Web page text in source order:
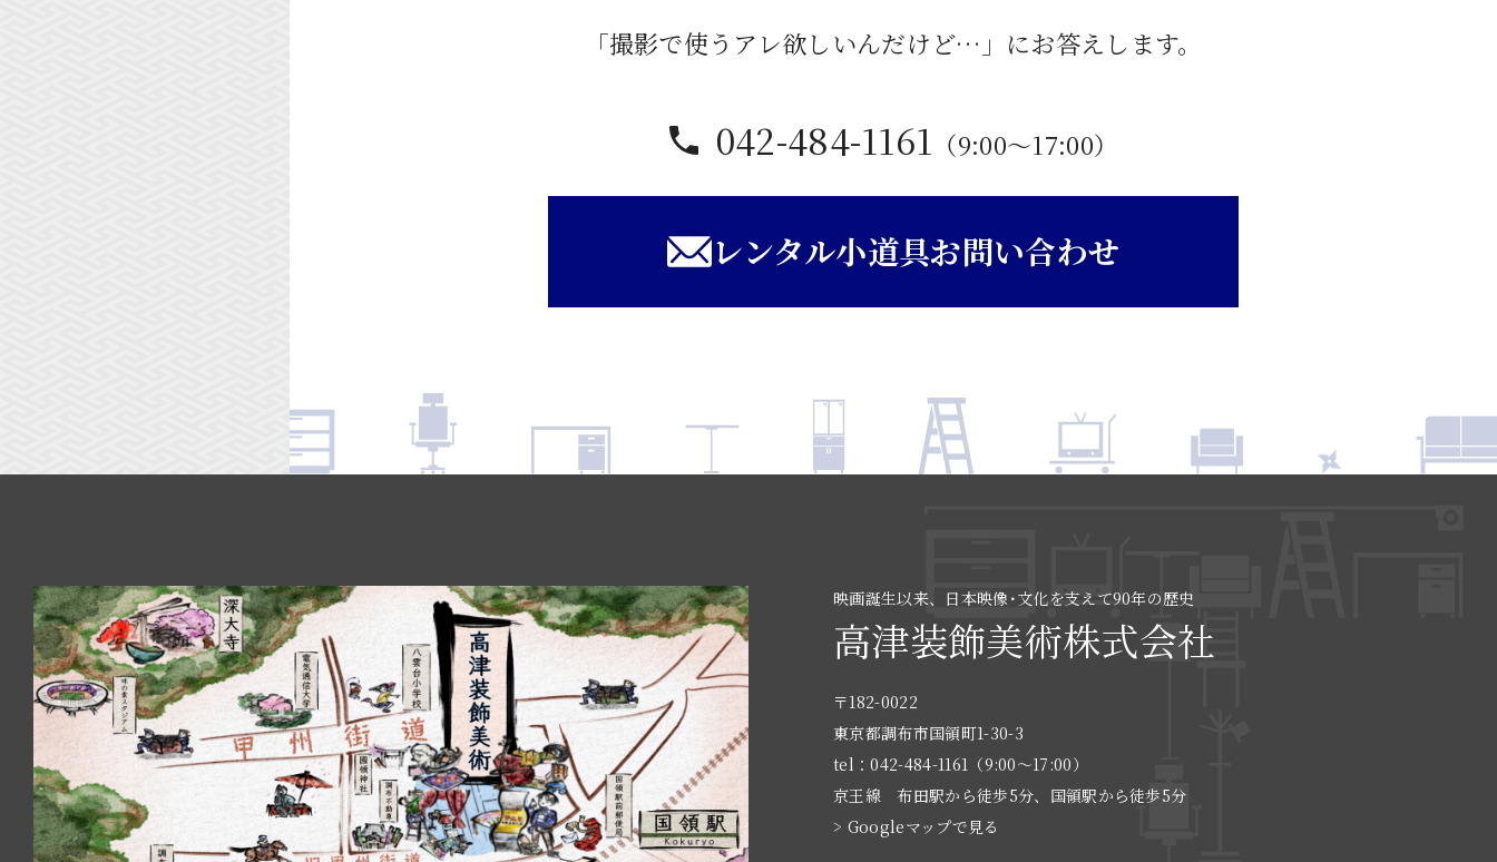
「撮影で使うアレ欲しいんだけど…」にお答えします。
042-484-1161 （9:00〜17:00）
レンタル小道具お問い合わせ
映画誕生以来、日本映像･文化を支えて90年の歴史
高津装飾美術株式会社
〒182-0022
東京都調布市国領町1-30-3
tel：042-484-1161（9:00〜17:00）
京王線 布田駅から徒歩5分、国領駅から徒歩5分
> Googleマップで見る